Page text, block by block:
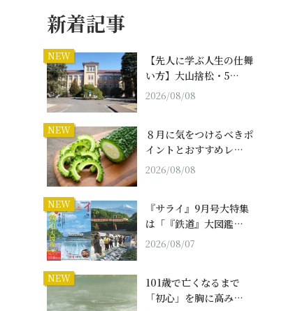
新着記事
NEW
【先人に学ぶ人生の仕舞
い方】大山捨松・5…
2026/08/08
NEW
８月に気をつけるべきポ
イントとおすすめレ…
2026/08/08
NEW
『サライ』9月号大特集
は「『鉄道』大図鑑…
2026/08/07
NEW
101歳で亡くなるまで
「初心」を胸に高み…